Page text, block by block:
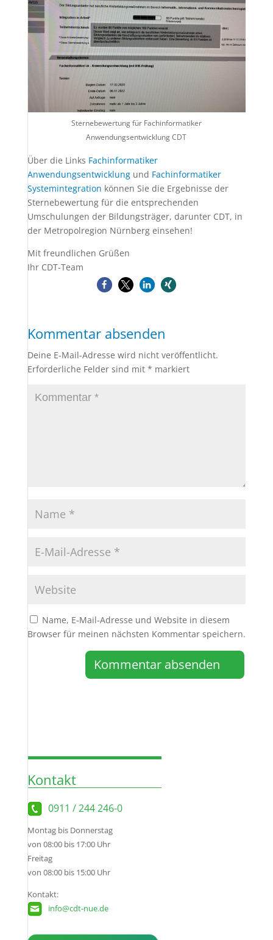
Sternebewertung für Fachinformatiker
Anwendungsentwicklung CDT
Über die Links Fachinformatiker
Anwendungsentwicklungund Fachinformatiker
Systemintegration können Sie die Ergebnisse der
Sternebewertung für die entsprechenden
Umschulungen der Bildungsträger, darunter CDT, in
der Metropolregion Nürnberg einsehen!
Mit freundlichen Grüßen
Ihr CDT-Team
Kommentar absenden
Deine E-Mail-Adresse wird nicht veröffentlicht.
Erforderliche Felder sind mit * markiert
Name, E-Mail-Adresse und Website in diesem
Browser für meinen nächsten Kommentar speichern.
Kontakt
0911 / 244 246-0
Montag bis Donnerstag
von 08:00 bis 17:00 Uhr
Freitag
von 08:00 bis 15:00 Uhr
Kontakt:
info@cdt-nue.de